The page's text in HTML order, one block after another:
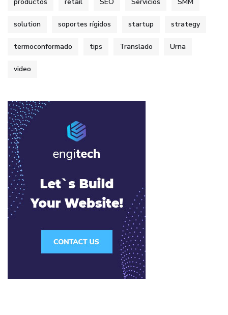
productos retail SEO Servicios SMM
solution soportes rígidos startup strategy
termoconformado tips Translado Urna
video